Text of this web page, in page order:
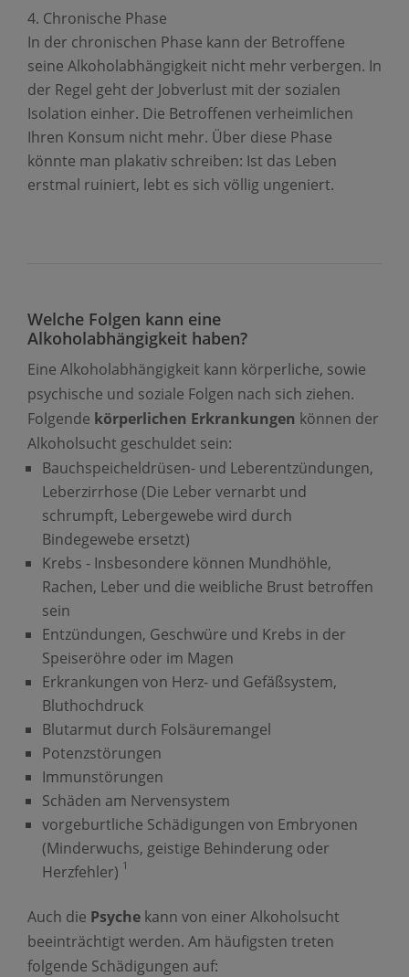
Chronische Phase
In der chronischen Phase kann der Betroffene
seine Alkoholabhängigkeit nicht mehr verbergen. In
der Regel geht der Jobverlust mit der sozialen
Isolation einher. Die Betroffenen verheimlichen
Ihren Konsum nicht mehr. Über diese Phase
könnte man plakativ schreiben: Ist das Leben
erstmal ruiniert, lebt es sich völlig ungeniert.
Welche Folgen kann eine
Alkoholabhängigkeit haben?
Eine Alkoholabhängigkeit kann körperliche, sowie
psychische und soziale Folgen nach sich ziehen.
Folgende körperlichen Erkrankungen können der
Alkoholsucht geschuldet sein:
Bauchspeicheldrüsen- und Leberentzündungen,
Leberzirrhose (Die Leber vernarbt und
schrumpft, Lebergewebe wird durch
Bindegewebe ersetzt)
Krebs - Insbesondere können Mundhöhle,
Rachen, Leber und die weibliche Brust betroffen
sein
Entzündungen, Geschwüre und Krebs in der
Speiseröhre oder im Magen
Erkrankungen von Herz- und Gefäßsystem,
Bluthochdruck
Blutarmut durch Folsäuremangel
Potenzstörungen
Immunstörungen
Schäden am Nervensystem
vorgeburtliche Schädigungen von Embryonen
(Minderwuchs, geistige Behinderung oder
Herzfehler) 1
Auch die Psyche kann von einer Alkoholsucht
beeinträchtigt werden. Am häufigsten treten
folgende Schädigungen auf: